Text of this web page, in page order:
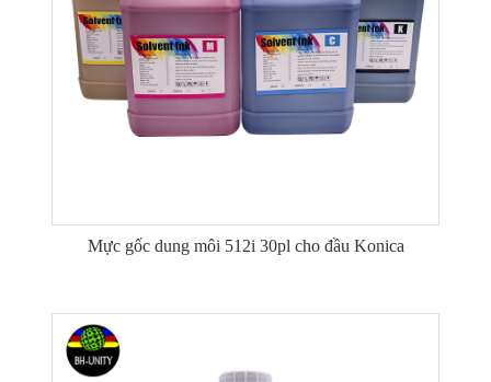
Mực gốc dung môi 512i 30pl cho đầu Konica